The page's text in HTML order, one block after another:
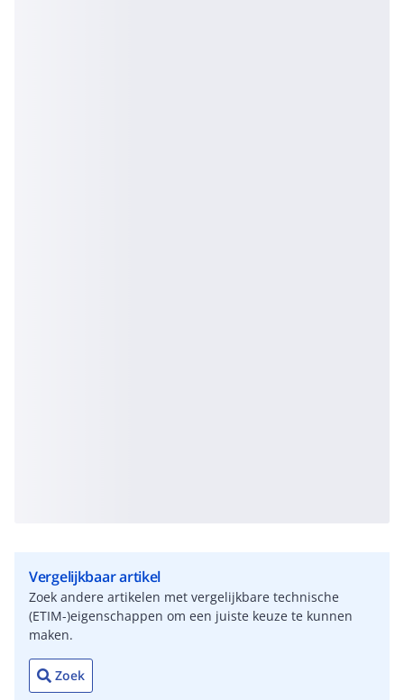
Vergelijkbaar artikel
Zoek andere artikelen met vergelijkbare technische
(ETIM-)eigenschappen om een juiste keuze te kunnen
maken.
Zoek